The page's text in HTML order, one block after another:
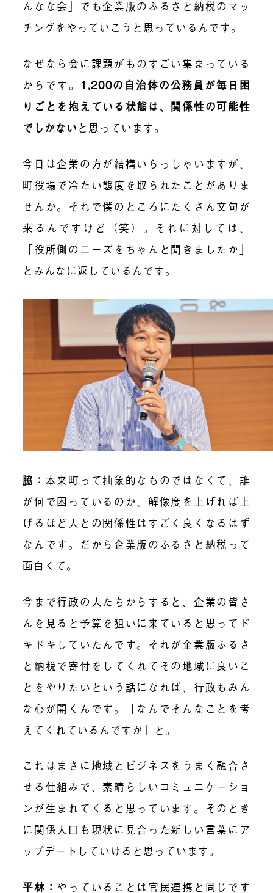
んなな会」でも企業版のふるさと納税のマッ
チングをやっていこうと思っているんです。
なぜなら会に課題がものすごい集まっている
からです。 1,200の自治体の公務員が毎日困
りごとを抱えている状態は、関係性の可能性
でしかない と思っています。
今日は企業の方が結構いらっしゃいますが、
町役場で冷たい態度を取られたことがありま
せんか。それで僕のところにたくさん文句が
来るんですけど（笑）。それに対しては、
「役所側のニーズをちゃんと聞きましたか」
とみんなに返しているんです。
脇： 本来町って抽象的なものではなくて、誰
が何で困っているのか、解像度を上げれば上
げるほど人との関係性はすごく良くなるはず
なんです。だから企業版のふるさと納税って
面白くて。
今まで行政の人たちからすると、企業の皆さ
んを見ると予算を狙いに来ていると思ってド
キドキしていたんです。それが企業版ふるさ
と納税で寄付をしてくれてその地域に良いこ
とをやりたいという話になれば、行政もみん
な心が開くんです。「なんでそんなことを考
えてくれているんですか」と。
これはまさに地域とビジネスをうまく融合さ
せる仕組みで、素晴らしいコミュニケーショ
ンが生まれてくると思っています。そのとき
に関係人口も現状に見合った新しい言葉にア
ップデートしていけると思っています。
平林： やっていることは官民連携と同じです